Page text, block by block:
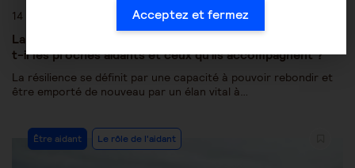
14 juin 2021
La résilience : de quoi s’agit-il et en quoi cela concerne-
t-il les proches aidants et ceux qu’ils accompagnent ?
La résilience se définit par une capacité à pouvoir rebondir et
être emporté de nouveau par un élan vital à…
Être aidant Le rôle de l'aidant
Acceptez et fermez